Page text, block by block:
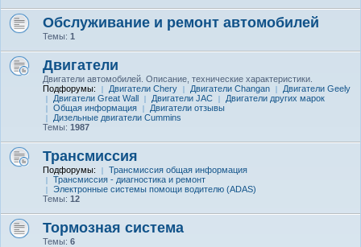
Обслуживание и ремонт автомобилей
Темы: 1
Двигатели
Двигатели автомобилей. Описание, технические характеристики.
Подфорумы:
Двигатели Chery Двигатели Changan
Двигатели Geely
Двигатели Great Wall
Двигатели JAC
Двигатели других марок
Общая информация
Двигатели отзывы
Дизельные двигатели Cummins
Темы: 1987
Трансмиссия
Подфорумы:
Трансмиссия общая информация
Трансмиссия - диагностика и ремонт
Электронные системы помощи водителю (ADAS)
Темы: 12
Тормозная система
Темы: 6